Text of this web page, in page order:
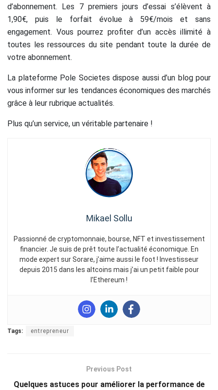
d’abonnement. Les 7 premiers jours d’essai s’élèvent à
1,90€, puis le forfait évolue à 59€/mois et sans
engagement. Vous pourrez profiter d’un accès illimité à
toutes les ressources du site pendant toute la durée de
votre abonnement.
La plateforme Pole Societes dispose aussi d’un blog pour
vous informer sur les tendances économiques des marchés
grâce à leur rubrique actualités.
Plus qu’un service, un véritable partenaire !
Mikael Sollu
Passionné de cryptomonnaie, bourse, NFT et investissement
financier. Je suis de prêt toute l’actualité économique. En
mode expert sur Sorare, j’aime aussi le foot ! Investisseur
depuis 2015 dans les altcoins mais j’ai un petit faible pour
l’Ethereum !
Tags: entrepreneur
Previous Post
Quelques astuces pour améliorer la performance de